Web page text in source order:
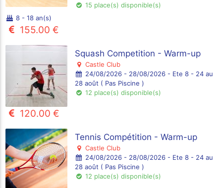
15 place(s) disponible(s)
8 - 18 an(s)
155.00 €
Squash Competition - Warm-up
Castle Club
24/08/2026 - 28/08/2026 - Ete 8 - 24 au
28 août ( Pas Piscine )
12 place(s) disponible(s)
120.00 €
Tennis Compétition - Warm-up
Castle Club
24/08/2026 - 28/08/2026 - Ete 8 - 24 au
28 août ( Pas Piscine )
12 place(s) disponible(s)